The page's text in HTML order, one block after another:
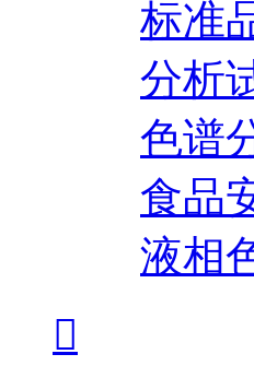
标准
分析
色谱
食品
液相
